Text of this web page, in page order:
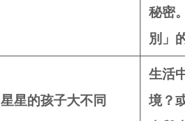
秘密
別」
星星的孩子大不同
生活
境？